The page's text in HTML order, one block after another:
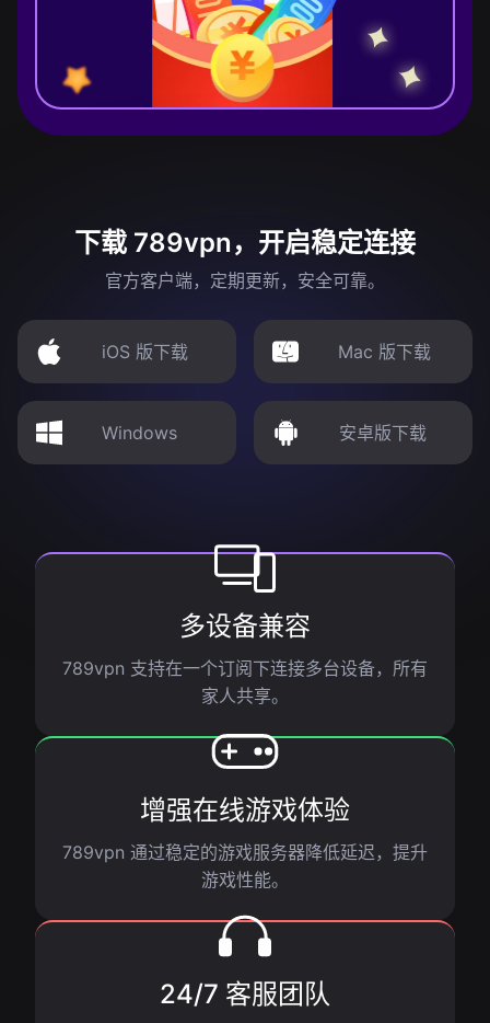
下载 789vpn，开启稳定连接
官方客户端，定期更新，安全可靠。
iOS 版下载 Mac 版下载
Windows 安卓版下载
多设备兼容
789vpn 支持在一个订阅下连接多台设备，所有
家人共享。
增强在线游戏体验
789vpn 通过稳定的游戏服务器降低延迟，提升
游戏性能。
24/7 客服团队